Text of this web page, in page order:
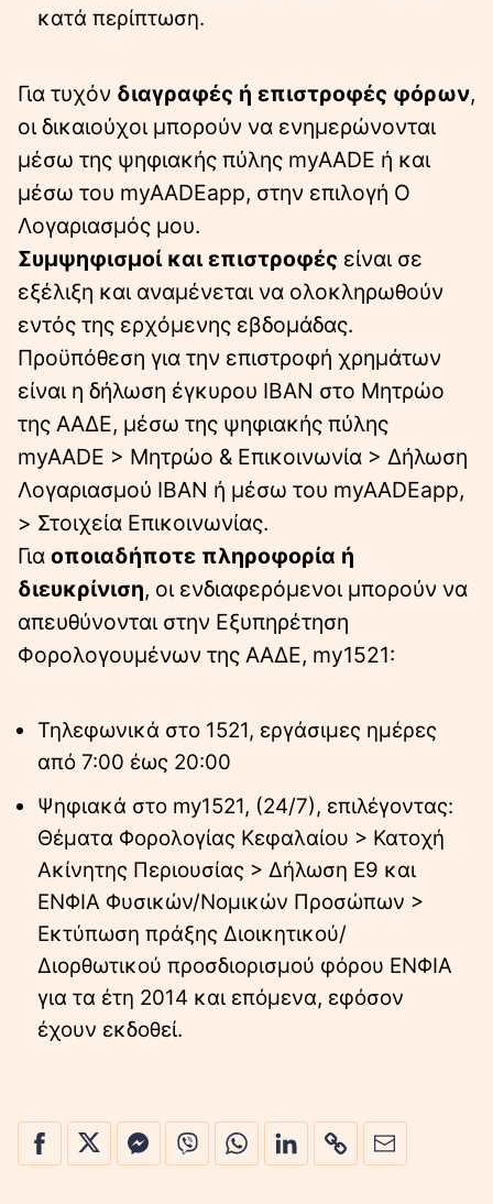
κατά περίπτωση.
Για τυχόν διαγραφές ή επιστροφές φόρων,
οι δικαιούχοι μπορούν να ενημερώνονται
μέσω της ψηφιακής πύλης myAADE ή και
μέσω του myAADEapp, στην επιλογή Ο
Λογαριασμός μου.
Συμψηφισμοί και επιστροφές είναι σε
εξέλιξη και αναμένεται να ολοκληρωθούν
εντός της ερχόμενης εβδομάδας.
Προϋπόθεση για την επιστροφή χρημάτων
είναι η δήλωση έγκυρου ΙΒΑΝ στο Μητρώο
της ΑΑΔΕ, μέσω της ψηφιακής πύλης
myAADE > Μητρώο & Επικοινωνία > Δήλωση
Λογαριασμού ΙΒΑΝ ή μέσω του myAADEapp,
> Στοιχεία Επικοινωνίας.
Για οποιαδήποτε πληροφορία ή
διευκρίνιση, οι ενδιαφερόμενοι μπορούν να
απευθύνονται στην Εξυπηρέτηση
Φορολογουμένων της ΑΑΔΕ, my1521:
Τηλεφωνικά στο 1521, εργάσιμες ημέρες
από 7:00 έως 20:00
Ψηφιακά στο my1521, (24/7), επιλέγοντας:
Θέματα Φορολογίας Κεφαλαίου > Κατοχή
Ακίνητης Περιουσίας > Δήλωση Ε9 και
ΕΝΦΙΑ Φυσικών/Νομικών Προσώπων >
Εκτύπωση πράξης Διοικητικού/
Διορθωτικού προσδιορισμού φόρου ΕΝΦΙΑ
για τα έτη 2014 και επόμενα, εφόσον
έχουν εκδοθεί.